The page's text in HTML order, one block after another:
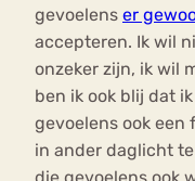
gevoelens er
accepteren. Ik wil
onzeker zijn, ik wil
ben ik ook blij dat
gevoelens ook
in ander daglicht